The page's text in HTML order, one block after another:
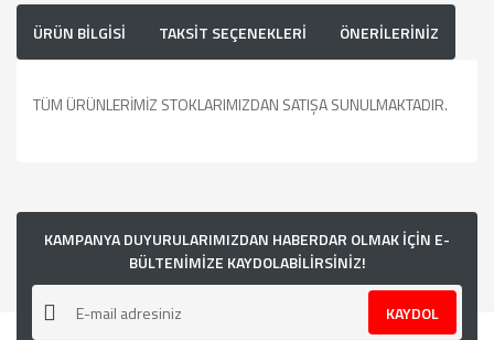
ÜRÜN BİLGİSİ TAKSİT SEÇENEKLERİ ÖNERİLERİNİZ
TÜM ÜRÜNLERİMİZ STOKLARIMIZDAN SATIŞA SUNULMAKTADIR.
kullanarak tarafımıza iletebilirsiniz.
Görüş ve önerileriniz için teşekkür ederiz.
Ürün resmi kalitesiz, bozuk veya görüntülenemiyor.
Ürün açıklamasında eksik bilgiler bulunuyor.
KAMPANYA DUYURULARIMIZDAN HABERDAR OLMAK İÇİN E-
BÜLTENİMİZE KAYDOLABİLİRSİNİZ!
KAYDOL